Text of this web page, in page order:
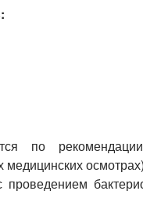
по
медицинских осмотрах)